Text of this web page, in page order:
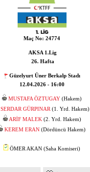
Maç No: 24774
AKSA 1.Lig
26. Hafta
Güzelyurt Üner Berkalp Stadı
12.04.2026 - 16:00
MUSTAFA ÖZTUGAY (Hakem)
SERDAR GÜRPINAR (1. Yrd. Hakem)
ARİF MALEK(2. Yrd. Hakem)
KEREM ERAN (Dördüncü Hakem)
ÖMER AKAN (Saha Komiseri)